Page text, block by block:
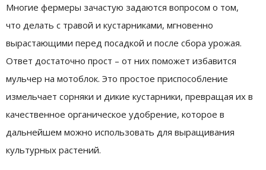
Многие фермеры зачастую задаются вопросом о том,
что делать с травой и кустарниками, мгновенно
вырастающими перед посадкой и после сбора урожая.
Ответ достаточно прост – от них поможет избавится
мульчер на мотоблок. Это простое приспособление
измельчает сорняки и дикие кустарники, превращая их в
качественное органическое удобрение, которое в
дальнейшем можно использовать для выращивания
культурных растений.